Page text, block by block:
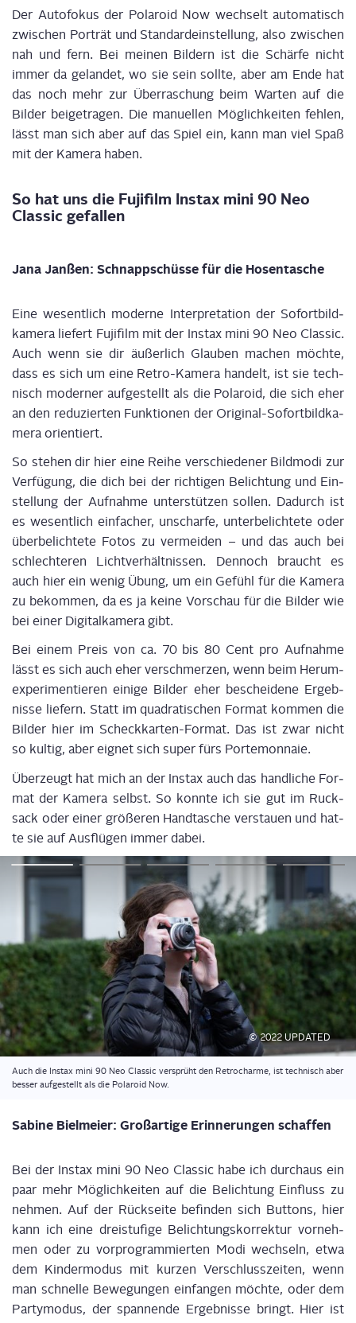
Der Auto­fo­kus der Pola­roid Now wech­selt auto­ma­tisch
zwi­schen Por­trät und Stan­dard­ein­stel­lung, also zwi­schen
nah und fern. Bei mei­nen Bil­dern ist die Schär­fe nicht
immer da gelan­det, wo sie sein soll­te, aber am Ende hat
das noch mehr zur Über­ra­schung beim War­ten auf die
Bil­der bei­getra­gen. Die manu­el­len Mög­lich­kei­ten feh­len,
lässt man sich aber auf das Spiel ein, kann man viel Spaß
mit der Kame­ra haben.
So hat uns die Fuji­film Ins­tax mini 90 Neo
Clas­sic gefallen
Jana Jan­ßen: Schnapp­schüs­se für die Hosentasche
Eine wesent­lich moder­ne Inter­pre­ta­ti­on der Sofort­bild­
ka­me­ra lie­fert Fuji­film mit der Ins­tax mini 90 Neo Clas­sic.
Auch wenn sie dir äußer­lich Glau­ben machen möch­te,
dass es sich um eine Retro-Kame­ra han­delt, ist sie tech­
nisch moder­ner auf­ge­stellt als die Pola­roid, die sich eher
an den redu­zier­ten Funk­tio­nen der Ori­gi­nal-Sofort­bild­ka­
me­ra orientiert.
So ste­hen dir hier eine Rei­he ver­schie­de­ner Bild­mo­di zur
Ver­fü­gung, die dich bei der rich­ti­gen Belich­tung und Ein­
stel­lung der Auf­nah­me unter­stüt­zen sol­len. Dadurch ist
es wesent­lich ein­fa­cher, unschar­fe, unter­be­lich­te­te oder
über­be­lich­te­te Fotos zu ver­mei­den – und das auch bei
schlech­te­ren Licht­ver­hält­nis­sen. Den­noch braucht es
auch hier ein wenig Übung, um ein Gefühl für die Kame­ra
zu bekom­men, da es ja kei­ne Vor­schau für die Bil­der wie
bei einer Digi­tal­ka­me­ra gibt.
Bei einem Preis von ca. 70 bis 80 Cent pro Auf­nah­me
lässt es sich auch eher ver­schmer­zen, wenn beim Her­um­
ex­pe­ri­men­tie­ren eini­ge Bil­der eher beschei­de­ne Ergeb­
nis­se lie­fern. Statt im qua­dra­ti­schen For­mat kom­men die
Bil­der hier im Scheck­kar­ten-For­mat. Das ist zwar nicht
so kul­tig, aber eig­net sich super fürs Portemonnaie.
Über­zeugt hat mich an der Ins­tax auch das hand­li­che For­
mat der Kame­ra selbst. So konn­te ich sie gut im Ruck­
sack oder einer grö­ße­ren Hand­ta­sche ver­stau­en und hat­
te sie auf Aus­flü­gen immer dabei.
© 2022 UPDATED
Auch die Ins­tax mini 90 Neo Clas­sic ver­sprüht den Retro­char­me, ist tech­nisch aber
bes­ser auf­ge­stellt als die Pola­roid Now.
Sabi­ne Biel­mei­er: Groß­ar­ti­ge Erin­ne­run­gen schaffen
Bei der Ins­tax mini 90 Neo Clas­sic habe ich durch­aus ein
paar mehr Mög­lich­kei­ten auf die Belich­tung Ein­fluss zu
neh­men. Auf der Rück­sei­te befin­den sich But­tons, hier
kann ich eine drei­stu­fi­ge Belich­tungs­kor­rek­tur vor­neh­
men oder zu vor­pro­gram­mier­ten Modi wech­seln, etwa
dem Kin­der­mo­dus mit kur­zen Ver­schluss­zei­ten, wenn
man schnel­le Bewe­gun­gen ein­fan­gen möch­te, oder dem
Par­ty­mo­dus, der span­nen­de Ergeb­nis­se bringt. Hier ist